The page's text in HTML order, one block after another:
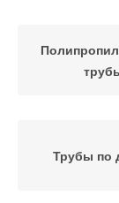
Трубы по